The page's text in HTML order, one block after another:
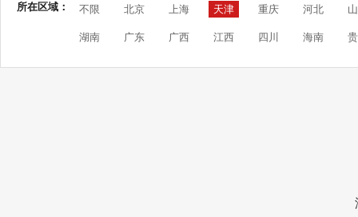
所在区域： 不限 北京 上海 天津 重庆 河北
湖南 广东 广西 江西 四川 海南